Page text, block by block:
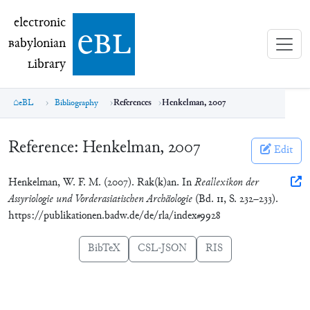
electronic Babylonian Library (eBL)
electronic
Babylonian
Library ebl
eBL Bibliography References Henkelman, 2007
Reference: Henkelman, 2007 Edit
Henkelman, W. F. M. (2007). Rak(k)an. InReallexikon der
Assyriologie und Vorderasiatischen Archäologie (Bd. 11, S. 232–233).
https://publikationen.badw.de/de/rla/index#9928
BibTeX CSL-JSON RIS